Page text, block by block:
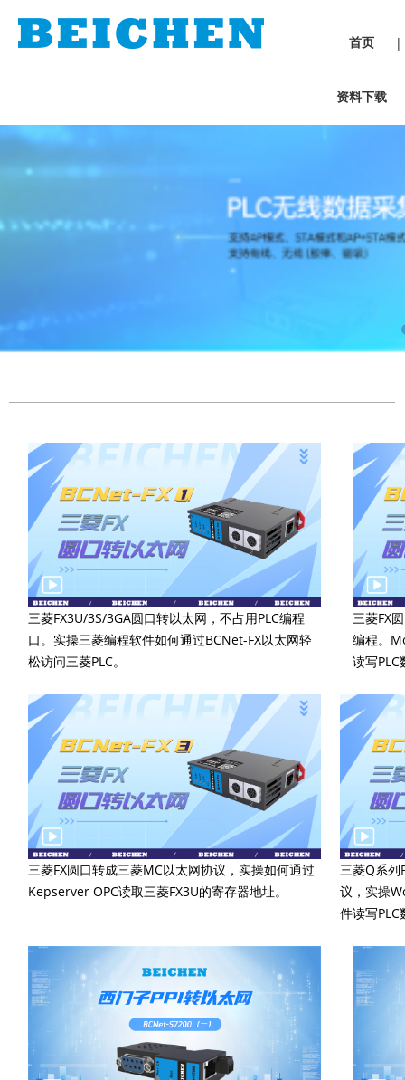
首页 |
资料下载
三菱FX3U/3S/3GA圆口转以太网，不占用PLC编程
口。实操三菱编程软件如何通过BCNet-FX以太网轻
松访问三菱PLC。
三菱FX
编程。
读写PLC
三菱FX圆口转成三菱MC以太网协议，实操如何通过
Kepserver OPC读取三菱FX3U的寄存器地址。
三菱Q系列
议，实操
件读写PLC